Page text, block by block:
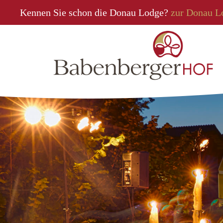
Kennen Sie schon die Donau Lodge? zur Donau